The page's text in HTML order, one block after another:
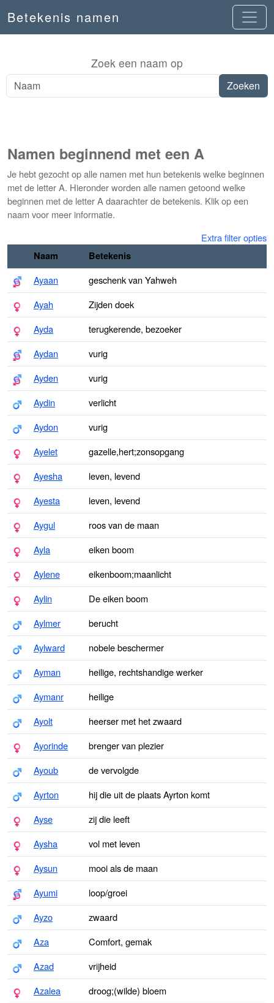
Betekenis namen
Zoek een naam op
Namen beginnend met een A
Je hebt gezocht op alle namen met hun betekenis welke beginnen
met de letter A. Hieronder worden alle namen getoond welke
beginnen met de letter A daarachter de betekenis. Klik op een
naam voor meer informatie.
Extra filter opties
Naam
Betekenis
Ayaan
geschenk van Yahweh
Ayah
Zijden doek
Ayda
terugkerende, bezoeker
Aydan
vurig
Ayden
vurig
Aydin
verlicht
Aydon
vurig
Ayelet
gazelle,hert;zonsopgang
Ayesha
leven, levend
Ayesta
leven, levend
Aygul
roos van de maan
Ayla
eiken boom
Aylene
eikenboom;maanlicht
Aylin
De eiken boom
Aylmer
berucht
Aylward
nobele beschermer
Ayman
heilige, rechtshandige werker
Aymanr
heilige
Ayolt
heerser met het zwaard
Ayorinde
brenger van plezier
Ayoub
de vervolgde
Ayrton
hij die uit de plaats Ayrton komt
Ayse
zij die leeft
Aysha
vol met leven
Aysun
mooi als de maan
Ayumi
loop/groei
Ayzo
zwaard
Aza
Comfort, gemak
Azad
vrijheid
Azalea
droog;(wilde) bloem